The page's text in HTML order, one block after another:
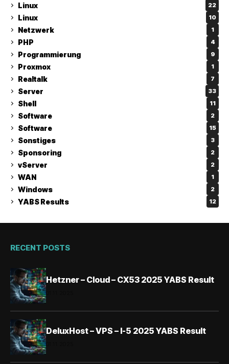
Linux 22
Linux 10
Netzwerk 1
PHP 4
Programmierung 9
Proxmox 1
Realtalk 7
Server 33
Shell 11
Software 2
Software 15
Sonstiges 3
Sponsoring 2
vServer 2
WAN 1
Windows 2
YABS Results 12
RECENT POSTS
Hetzner – Cloud – CX53 2025 YABS Result
DeluxHost – VPS – I-5 2025 YABS Result